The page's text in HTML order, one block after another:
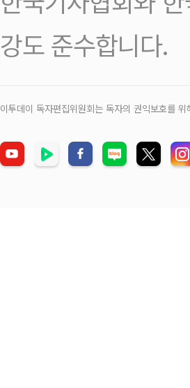
강도 준수합니다.
이투데이 독자편집위원회는 독자의 권익보호를